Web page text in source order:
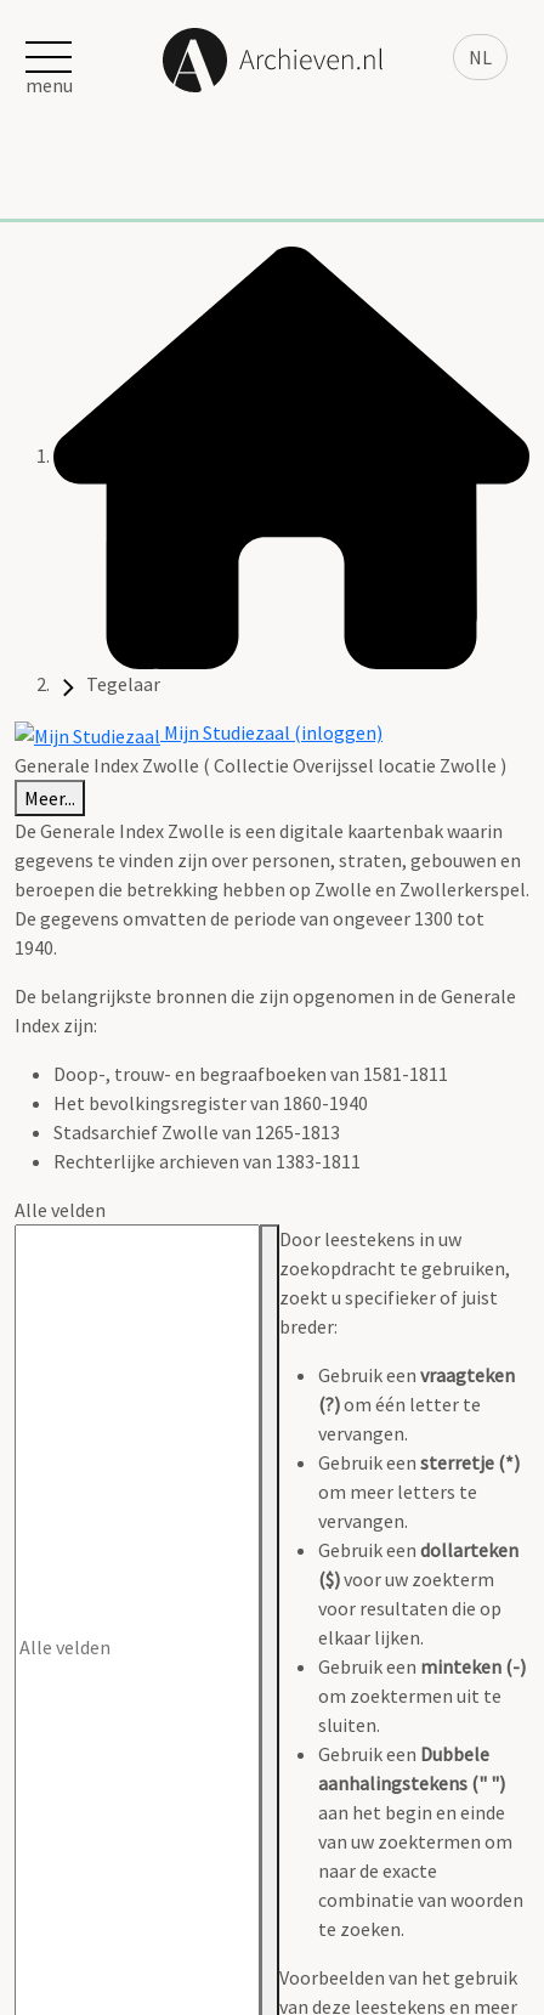
NL
menu
Tegelaar
Mijn Studiezaal (inloggen)
Generale Index Zwolle ( Collectie Overijssel locatie Zwolle )
Meer...
De Generale Index Zwolle is een digitale kaartenbak waarin
gegevens te vinden zijn over personen, straten, gebouwen en
beroepen die betrekking hebben op Zwolle en Zwollerkerspel.
De gegevens omvatten de periode van ongeveer 1300 tot
1940.
De belangrijkste bronnen die zijn opgenomen in de Generale
Index zijn:
Doop-, trouw- en begraafboeken van 1581-1811
Het bevolkingsregister van 1860-1940
Stadsarchief Zwolle van 1265-1813
Rechterlijke archieven van 1383-1811
Alle velden
Door leestekens in uw
zoekopdracht te gebruiken,
zoekt u specifieker of juist
breder:
Gebruik een vraagteken
(?)om één letter te
vervangen.
Gebruik een sterretje (*)
om meer letters te
vervangen.
Gebruik een dollarteken
($)voor uw zoekterm
voor resultaten die op
elkaar lijken.
Gebruik een minteken (-)
om zoektermen uit te
sluiten.
Gebruik een Dubbele
aanhalingstekens (" ")
aan het begin en einde
van uw zoektermen om
naar de exacte
combinatie van woorden
te zoeken.
Voorbeelden van het gebruik
van deze leestekens en meer